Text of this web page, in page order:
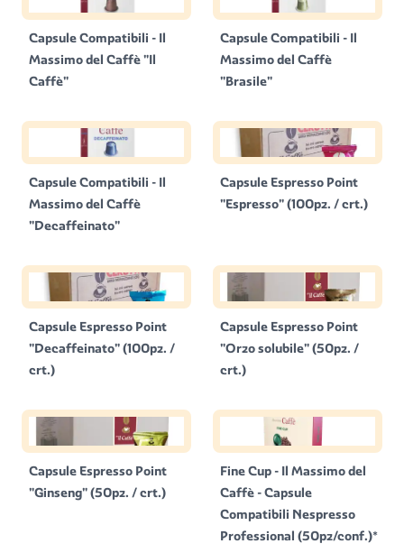
Capsule Compatibili - Il
Massimo del Caffè "Il
Caffè"
Capsule Compatibili - Il
Massimo del Caffè
"Brasile"
Capsule Compatibili - Il
Massimo del Caffè
"Decaffeinato"
Capsule Espresso Point
"Espresso" (100pz. / crt.)
Capsule Espresso Point
"Decaffeinato" (100pz. /
crt.)
Capsule Espresso Point
"Orzo solubile" (50pz. /
crt.)
Capsule Espresso Point
"Ginseng" (50pz. / crt.)
Fine Cup - Il Massimo del
Caffè - Capsule
Compatibili Nespresso
Professional (50pz/conf.)*